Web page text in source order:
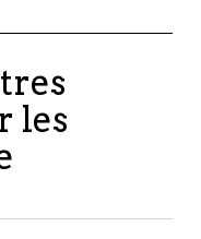
les